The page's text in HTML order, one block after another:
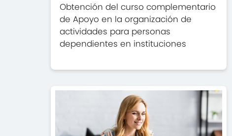
Obtención del curso complementario
de Apoyo en la organización de
actividades para personas
dependientes en instituciones